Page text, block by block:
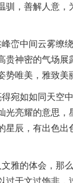
驯，善解人意，
峦中间云雾缭
贵神密的气场展
唯美，雅致美
宛如如同天空
光亮耀的意思，
星辰，有出色出
雅的体会，那
过于文过饰非，